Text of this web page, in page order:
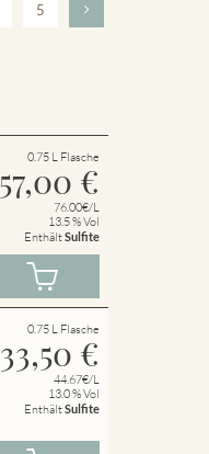
5
0.75 L Flasche
57,00 €
76.00€/L
13.5 % Vol
EnthältSulfite
0.75 L Flasche
33,50 €
44.67€/L
13.0 % Vol
EnthältSulfite